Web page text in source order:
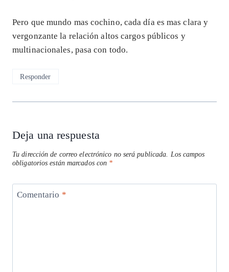
Pero que mundo mas cochino, cada día es mas clara y
vergonzante la relación altos cargos públicos y
multinacionales, pasa con todo.
Responder
Deja una respuesta
Tu dirección de correo electrónico no será publicada.
Los campos
obligatorios están marcados con *
Comentario *